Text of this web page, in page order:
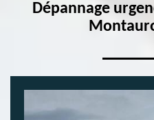
Dépannage